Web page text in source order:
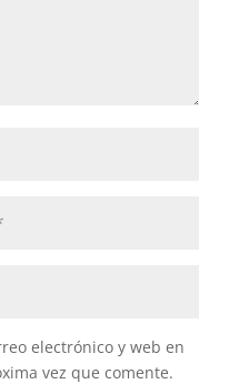
electrónico y web en
vez que comente.